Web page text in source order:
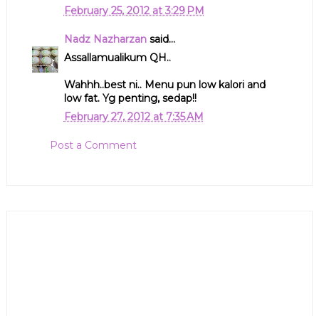
February 25, 2012 at 3:29 PM
Nadz Nazharzansaid...
Assallamualikum QH..
Wahhh..best ni.. Menu pun low kalori and
low fat. Yg penting, sedap!!
February 27, 2012 at 7:35 AM
Post a Comment